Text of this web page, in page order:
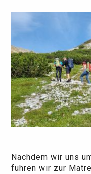
Nachdem wir uns
fuhren wir zur